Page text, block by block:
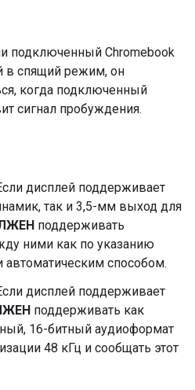
подключенный Chromebook
в спящий режим, он
когда подключенный
сигнал пробуждения.
дисплей поддерживает
так и 3,5-мм выход для
поддерживать
ними как по указанию
автоматическим способом.
дисплей поддерживает
поддерживать как
16-битный аудиоформат
48 кГц и сообщать этот